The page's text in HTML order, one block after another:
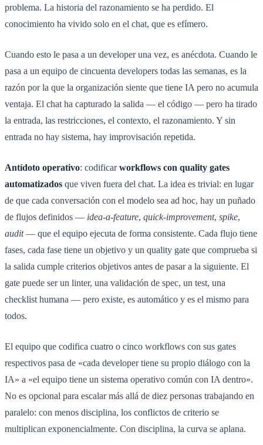
problema. La historia del razonamiento se ha perdido. El
conocimiento ha vivido solo en el chat, que es efímero.
Cuando esto le pasa a un developer una vez, es anécdota. Cuando le
pasa a un equipo de cincuenta developers todas las semanas, es la
razón por la que la organización siente que tiene IA pero no acumula
ventaja. El chat ha capturado la salida — el código — pero ha tirado
la entrada, las restricciones, el contexto, el razonamiento. Y sin
entrada no hay sistema, hay improvisación repetida.
Antídoto operativo: codificarworkflows con quality gates
automatizados que viven fuera del chat. La idea es trivial: en lugar
de que cada conversación con el modelo sea ad hoc, hay un puñado
de flujos definidos — idea-a-feature, quick-improvement, spike,
audit— que el equipo ejecuta de forma consistente. Cada flujo tiene
fases, cada fase tiene un objetivo y un quality gate que comprueba si
la salida cumple criterios objetivos antes de pasar a la siguiente. El
gate puede ser un linter, una validación de spec, un test, una
checklist humana — pero existe, es automático y es el mismo para
todos.
El equipo que codifica cuatro o cinco workflows con sus gates
respectivos pasa de «cada developer tiene su propio diálogo con la
IA» a «el equipo tiene un sistema operativo común con IA dentro».
No es opcional para escalar más allá de diez personas trabajando en
paralelo: con menos disciplina, los conflictos de criterio se
multiplican exponencialmente. Con disciplina, la curva se aplana.